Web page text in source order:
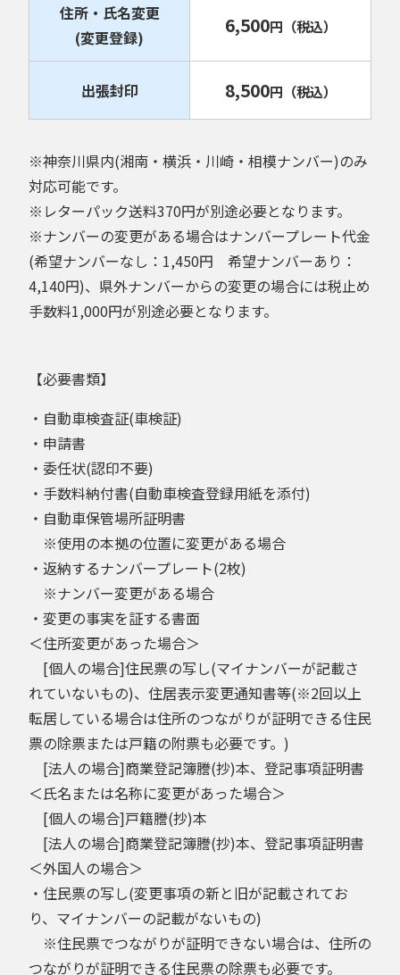
住所・氏名変更
(変更登録)
6,500円 （税込）
出張封印 8,500円 （税込）
※神奈川県内(湘南・横浜・川崎・相模ナンバー)のみ
対応可能です。
※レターパック送料370円が別途必要となります。
※ナンバーの変更がある場合はナンバープレート代金
(希望ナンバーなし：1,450円 希望ナンバーあり：
4,140円)、県外ナンバーからの変更の場合には税止め
手数料1,000円が別途必要となります。
【必要書類】
・自動車検査証(車検証)
・申請書
・委任状(認印不要)
・手数料納付書(自動車検査登録用紙を添付)
・自動車保管場所証明書
※使用の本拠の位置に変更がある場合
・返納するナンバープレート(2枚)
※ナンバー変更がある場合
・変更の事実を証する書面
＜住所変更があった場合＞
[個人の場合]住民票の写し(マイナンバーが記載さ
れていないもの)、住居表示変更通知書等(※2回以上
転居している場合は住所のつながりが証明できる住民
票の除票または戸籍の附票も必要です。)
[法人の場合]商業登記簿謄(抄)本、登記事項証明書
＜氏名または名称に変更があった場合＞
[個人の場合]戸籍謄(抄)本
[法人の場合]商業登記簿謄(抄)本、登記事項証明書
＜外国人の場合＞
・住民票の写し(変更事項の新と旧が記載されてお
り、マイナンバーの記載がないもの)
※住民票でつながりが証明できない場合は、住所の
つながりが証明できる住民票の除票も必要です。